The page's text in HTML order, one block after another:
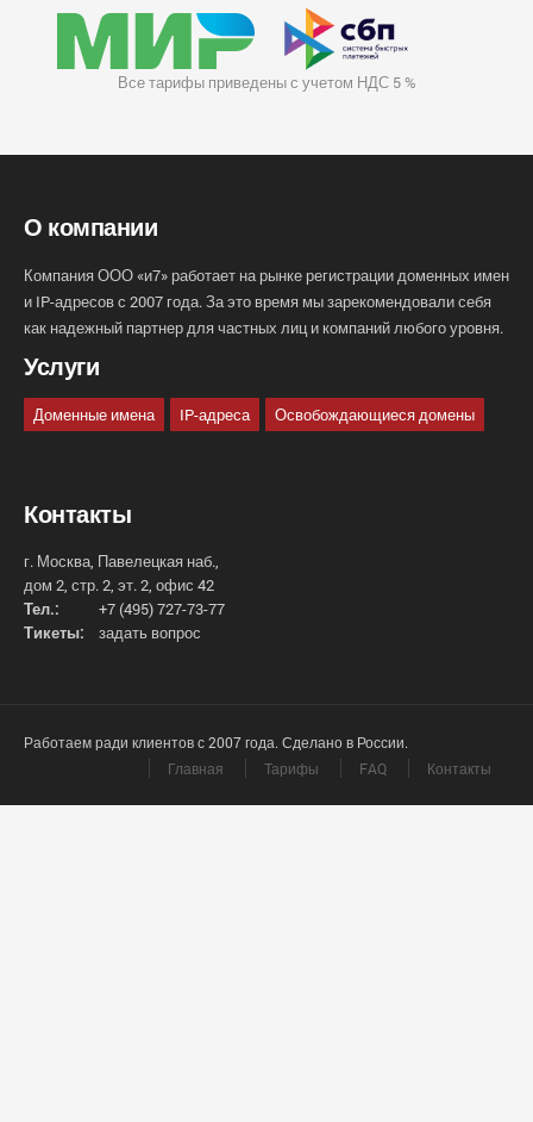
Все тарифы приведены с учетом НДС 5 %
О компании
Компания ООО «и7» работает на рынке регистрации доменных имен
и IP-адресов с 2007 года. За это время мы зарекомендовали себя
как надежный партнер для частных лиц и компаний любого уровня.
Услуги
Доменные имена IP-адреса Освобождающиеся домены
Контакты
г. Москва, Павелецкая наб.,
дом 2, стр. 2, эт. 2, офис 42
Тел.:
+7 (495) 727-73-77
Тикеты:
задать вопрос
Работаем ради клиентов с 2007 года. Сделано в России.
Главная
Тарифы FAQ Контакты